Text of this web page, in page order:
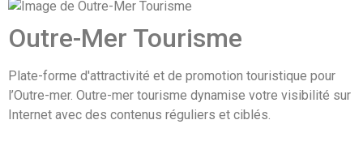
Outre-Mer Tourisme
Plate-forme d'attractivité et de promotion touristique pour
l’Outre-mer. Outre-mer tourisme dynamise votre visibilité sur
Internet avec des contenus réguliers et ciblés.